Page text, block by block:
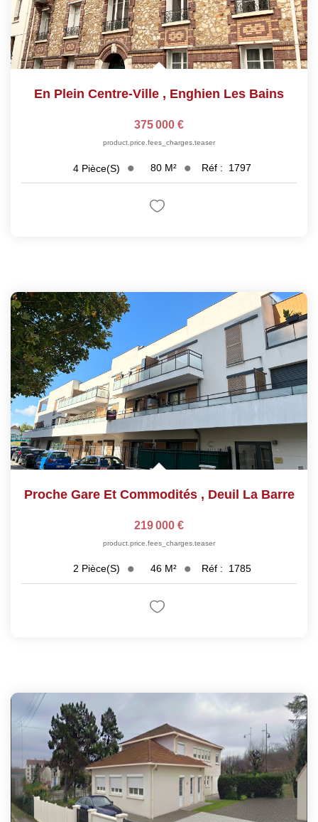
En Plein Centre-Ville , Enghien Les Bains
375 000 €
product.price.fees_charges.teaser
4 Pièce(s) 80 M² Réf : 1797
Proche Gare Et Commodités , Deuil La Barre
219 000 €
product.price.fees_charges.teaser
2 Pièce(s) 46 M² Réf : 1785